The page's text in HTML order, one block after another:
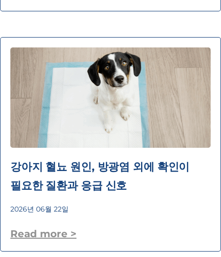
강아지 혈뇨 원인, 방광염 외에 확인이
필요한 질환과 응급 신호
2026년 06월 22일
Read more >